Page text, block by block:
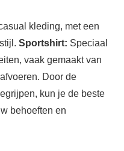
kleding, met een
Sportshirt: Speciaal
vaak gemaakt van
Door de
kun je de beste
behoeften en